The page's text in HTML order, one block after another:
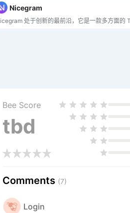
Nicegram
Bee Score
tbd
Comments (7)
Login